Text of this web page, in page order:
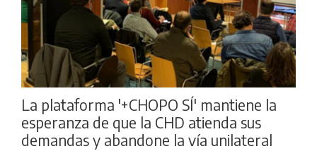
La plataforma '+CHOPO SÍ' mantiene la
esperanza de que la CHD atienda sus
demandas y abandone la vía unilateral